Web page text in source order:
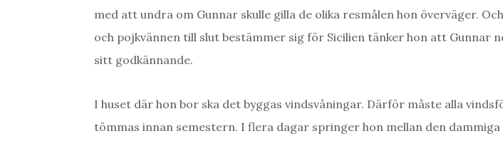
med att undra om Gunnar skulle gilla de olika resmålen hon överväger.
och pojkvännen till slut bestämmer sig för Sicilien tänker hon att Gunnar
sitt godkännande.
I huset där hon bor ska det byggas vindsvåningar. Därför måste alla
tömmas innan semestern. I flera dagar springer hon mellan den dammiga